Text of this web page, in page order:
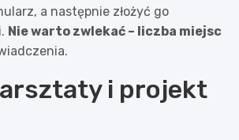
a następnie złożyć go
Nie warto zwlekać – liczba miejsc
i projekt